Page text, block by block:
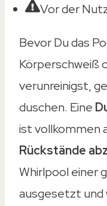
Vor der
Bevor Du das
Körperschweiß
verunreinigst,
duschen. Eine
ist vollkommen
Rückstände
Whirlpool einer
ausgesetzt und